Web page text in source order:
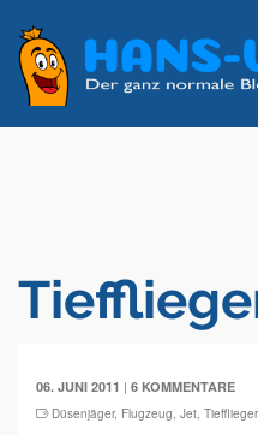
06. JUNI 2011 | 6 KOMMENTARE
Düsenjäger, Flugzeug, Jet, Tiefflieger